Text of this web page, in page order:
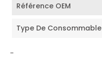
Référence OEM
Type De Consommable
-